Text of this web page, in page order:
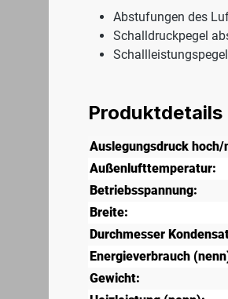
Abstufungen des
Schalldruckpegel
Produktdetails
Auslegungsdruck hoch/
Außenlufttemperatur:
Betriebsspannung:
Breite:
Durchmesser
Energieverbrauch
Gewicht: